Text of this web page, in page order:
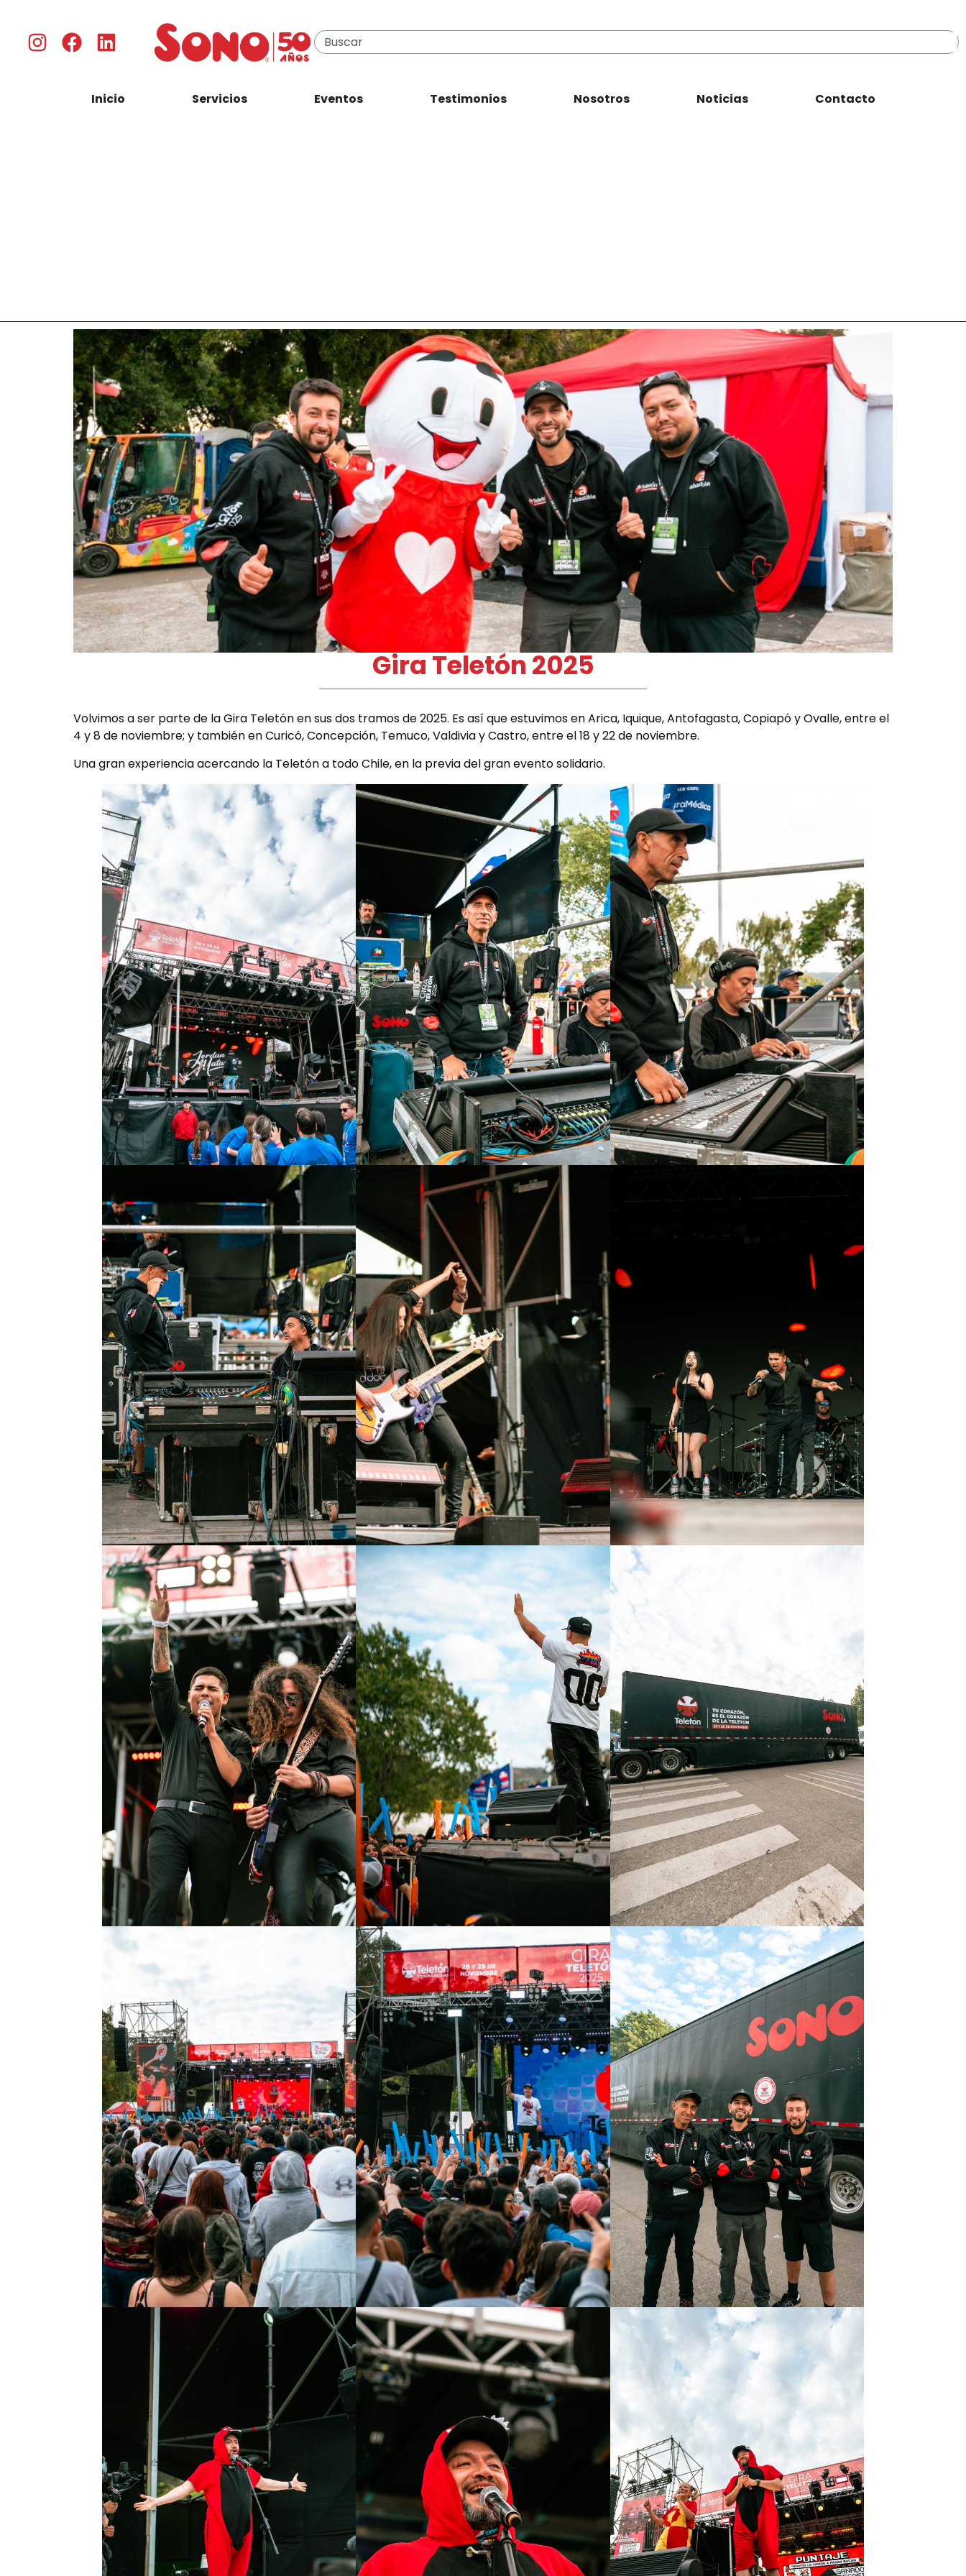
Inicio Servicios Eventos Testimonios Nosotros Noticias Contacto
Gira Teletón 2025
Volvimos a ser parte de la Gira Teletón en sus dos tramos de 2025. Es así que estuvimos en Arica, Iquique, Antofagasta, Copiapó y Ovalle, entre el
4 y 8 de noviembre; y también en Curicó, Concepción, Temuco, Valdivia y Castro, entre el 18 y 22 de noviembre.
Una gran experiencia acercando la Teletón a todo Chile, en la previa del gran evento solidario.